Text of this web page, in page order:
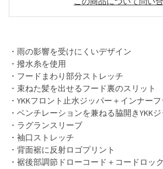
・雨の影響を受けにくいデザイン
・撥水糸を使用
・フードまわり部分ストレッチ
・束ねた髪を出せるフード裏のスリット
・YKKフロント止水ジッパー＋インナー
・ベンチレーションを兼ねる脇開きYKK
・ラグランスリーブ
・袖口ストレッチ
・背面裾に反射ロゴプリント
・裾後部調節ドローコード＋コードロック